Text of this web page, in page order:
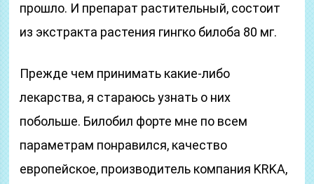
прошло. И препарат растительный, состоит
из экстракта растения гингко билоба 80 мг.
Прежде чем принимать какие-либо
лекарства, я стараюсь узнать о них
побольше. Билобил форте мне по всем
параметрам понравился, качество
европейское, производитель компания KRKA,